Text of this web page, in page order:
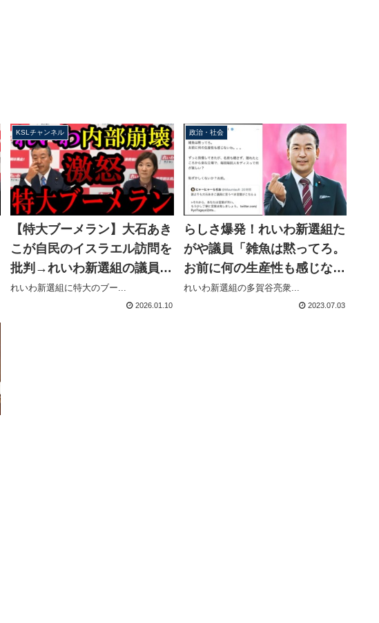
KSLチャンネル
【特大ブーメラン】大石あき
こが自民のイスラエル訪問を
批判→れいわ新選組の議員も
参加してました！支持者激怒
で除名騒動に【KSLチャンネ
れいわ新選組に特大のブー...
2026.01.10
政治・社会
らしさ爆発！れいわ新選組た
がや議員「雑魚は黙ってろ。
お前に何の生産性も感じない
わ」一般人への暴言投稿で炎
れいわ新選組の多賀谷亮衆...
2023.07.03